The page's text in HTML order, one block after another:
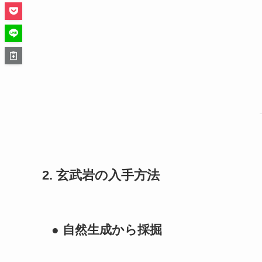
2. 玄武岩の入手方法
● 自然生成から採掘